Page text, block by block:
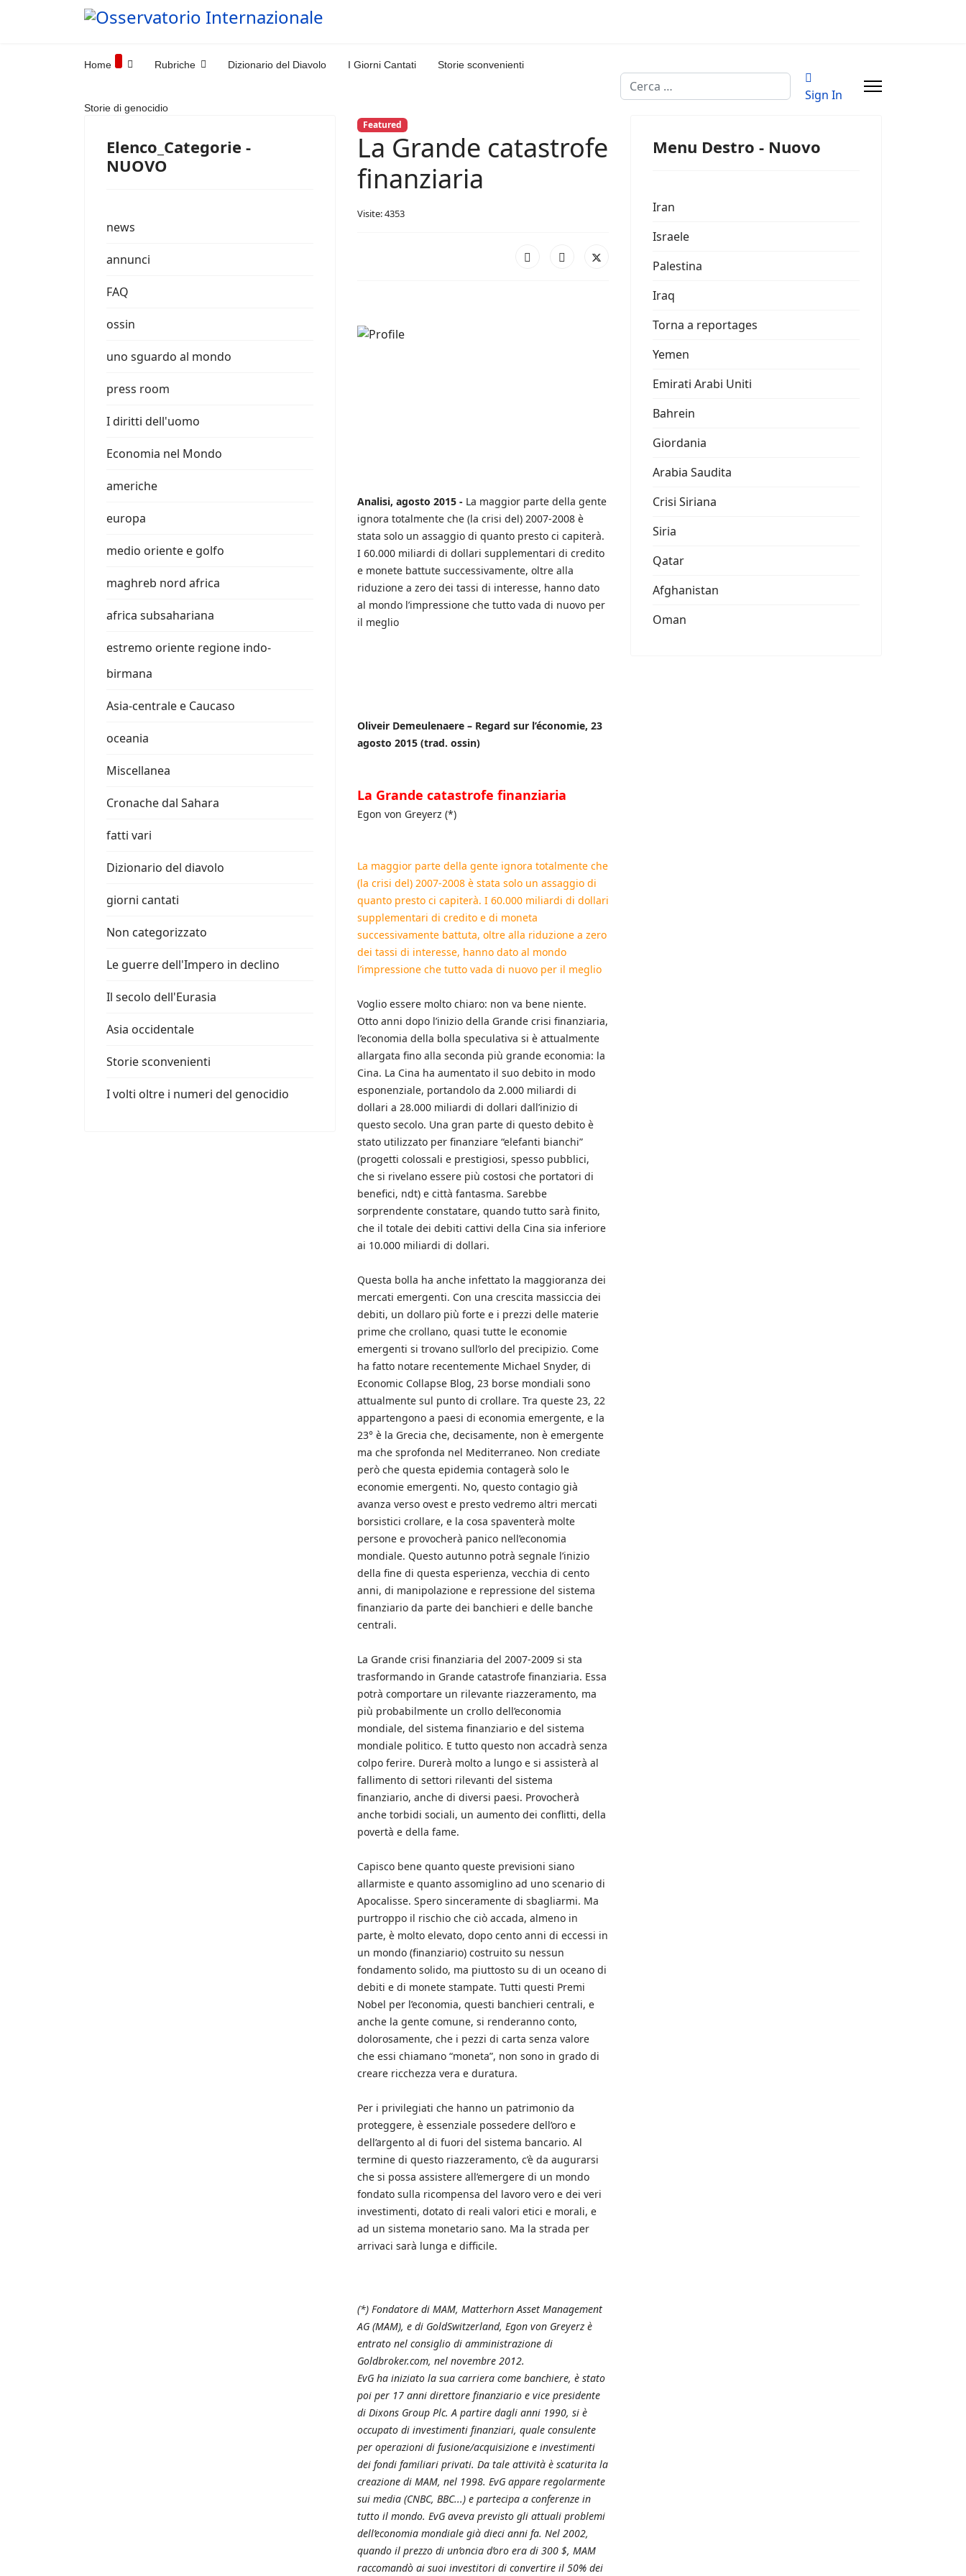
Home Rubriche Dizionario del Diavolo I Giorni Cantati Storie sconvenienti
Storie di genocidio
Cerca
Sign In
Elenco_Categorie -
NUOVO
news
annunci
FAQ
ossin
uno sguardo al mondo
press room
I diritti dell'uomo
Economia nel Mondo
americhe
europa
medio oriente e golfo
maghreb nord africa
africa subsahariana
estremo oriente regione indo-
birmana
Asia-centrale e Caucaso
oceania
Miscellanea
Cronache dal Sahara
fatti vari
Dizionario del diavolo
giorni cantati
Non categorizzato
Le guerre dell'Impero in declino
Il secolo dell'Eurasia
Asia occidentale
Storie sconvenienti
I volti oltre i numeri del genocidio
Featured
La Grande catastrofe
finanziaria
Visite: 4353
Analisi, agosto 2015 - La maggior parte della gente
ignora totalmente che (la crisi del) 2007-2008 è
stata solo un assaggio di quanto presto ci capiterà.
I 60.000 miliardi di dollari supplementari di credito
e monete battute successivamente, oltre alla
riduzione a zero dei tassi di interesse, hanno dato
al mondo l’impressione che tutto vada di nuovo per
il meglio
Oliveir Demeulenaere – Regard sur l’économie, 23
agosto 2015 (trad. ossin)
La Grande catastrofe finanziaria
Egon von Greyerz (*)
La maggior parte della gente ignora totalmente che
(la crisi del) 2007-2008 è stata solo un assaggio di
quanto presto ci capiterà. I 60.000 miliardi di dollari
supplementari di credito e di moneta
successivamente battuta, oltre alla riduzione a zero
dei tassi di interesse, hanno dato al mondo
l’impressione che tutto vada di nuovo per il meglio
Voglio essere molto chiaro: non va bene niente.
Otto anni dopo l’inizio della Grande crisi finanziaria,
l’economia della bolla speculativa si è attualmente
allargata fino alla seconda più grande economia: la
Cina. La Cina ha aumentato il suo debito in modo
esponenziale, portandolo da 2.000 miliardi di
dollari a 28.000 miliardi di dollari dall’inizio di
questo secolo. Una gran parte di questo debito è
stato utilizzato per finanziare “elefanti bianchi”
(progetti colossali e prestigiosi, spesso pubblici,
che si rivelano essere più costosi che portatori di
benefici, ndt) e città fantasma. Sarebbe
sorprendente constatare, quando tutto sarà finito,
che il totale dei debiti cattivi della Cina sia inferiore
ai 10.000 miliardi di dollari.
Questa bolla ha anche infettato la maggioranza dei
mercati emergenti. Con una crescita massiccia dei
debiti, un dollaro più forte e i prezzi delle materie
prime che crollano, quasi tutte le economie
emergenti si trovano sull’orlo del precipizio. Come
ha fatto notare recentemente Michael Snyder, di
Economic Collapse Blog, 23 borse mondiali sono
attualmente sul punto di crollare. Tra queste 23, 22
appartengono a paesi di economia emergente, e la
23° è la Grecia che, decisamente, non è emergente
ma che sprofonda nel Mediterraneo. Non crediate
però che questa epidemia contagerà solo le
economie emergenti. No, questo contagio già
avanza verso ovest e presto vedremo altri mercati
borsistici crollare, e la cosa spaventerà molte
persone e provocherà panico nell’economia
mondiale. Questo autunno potrà segnale l’inizio
della fine di questa esperienza, vecchia di cento
anni, di manipolazione e repressione del sistema
finanziario da parte dei banchieri e delle banche
centrali.
La Grande crisi finanziaria del 2007-2009 si sta
trasformando in Grande catastrofe finanziaria. Essa
potrà comportare un rilevante riazzeramento, ma
più probabilmente un crollo dell’economia
mondiale, del sistema finanziario e del sistema
mondiale politico. E tutto questo non accadrà senza
colpo ferire. Durerà molto a lungo e si assisterà al
fallimento di settori rilevanti del sistema
finanziario, anche di diversi paesi. Provocherà
anche torbidi sociali, un aumento dei conflitti, della
povertà e della fame.
Capisco bene quanto queste previsioni siano
allarmiste e quanto assomiglino ad uno scenario di
Apocalisse. Spero sinceramente di sbagliarmi. Ma
purtroppo il rischio che ciò accada, almeno in
parte, è molto elevato, dopo cento anni di eccessi in
un mondo (finanziario) costruito su nessun
fondamento solido, ma piuttosto su di un oceano di
debiti e di monete stampate. Tutti questi Premi
Nobel per l’economia, questi banchieri centrali, e
anche la gente comune, si renderanno conto,
dolorosamente, che i pezzi di carta senza valore
che essi chiamano “moneta”, non sono in grado di
creare ricchezza vera e duratura.
Per i privilegiati che hanno un patrimonio da
proteggere, è essenziale possedere dell’oro e
dell’argento al di fuori del sistema bancario. Al
termine di questo riazzeramento, c’è da augurarsi
che si possa assistere all’emergere di un mondo
fondato sulla ricompensa del lavoro vero e dei veri
investimenti, dotato di reali valori etici e morali, e
ad un sistema monetario sano. Ma la strada per
arrivaci sarà lunga e difficile.
(*) Fondatore di MAM, Matterhorn Asset Management
AG (MAM), e di GoldSwitzerland, Egon von Greyerz è
entrato nel consiglio di amministrazione di
Goldbroker.com, nel novembre 2012.
EvG ha iniziato la sua carriera come banchiere, è stato
poi per 17 anni direttore finanziario e vice presidente
di Dixons Group Plc. A partire dagli anni 1990, si è
occupato di investimenti finanziari, quale consulente
per operazioni di fusione/acquisizione e investimenti
dei fondi familiari privati. Da tale attività è scaturita la
creazione di MAM, nel 1998. EvG appare regolarmente
sui media (CNBC, BBC...) e partecipa a conferenze in
tutto il mondo. EvG aveva previsto gli attuali problemi
dell’economia mondiale già dieci anni fa. Nel 2002,
quando il prezzo di un’oncia d’oro era di 300 $, MAM
raccomandò ai suoi investitori di convertire il 50% dei
Menu Destro - Nuovo
Iran
Israele
Palestina
Iraq
Torna a reportages
Yemen
Emirati Arabi Uniti
Bahrein
Giordania
Arabia Saudita
Crisi Siriana
Siria
Qatar
Afghanistan
Oman